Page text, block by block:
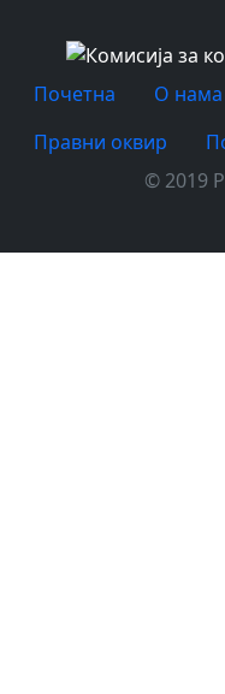
Почетна O нама
Правни оквир
© 2019